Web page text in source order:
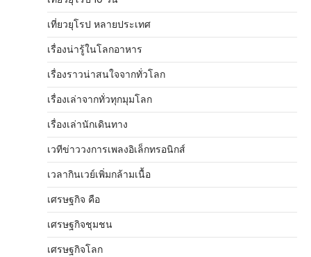
เที่ยวยุโรป หลายประเทศ
เรื่องน่ารู้ในโลกอาหาร
เรื่องราวน่าสนใจจากทั่วโลก
เรื่องเล่าจากทั่วทุกมุมโลก
เรื่องเล่านักเดินทาง
เวทีข่าววงการเพลงอิเล็กทรอนิกส์
เวลากินเวย์เพิ่มกล้ามเนื้อ
เศรษฐกิจ คือ
เศรษฐกิจชุมชน
เศรษฐกิจโลก